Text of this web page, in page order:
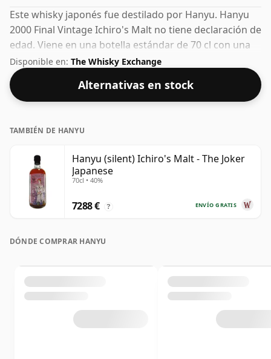
Este whisky japonés fue destilado por Hanyu. Hanyu
2000 Final Vintage Ichiro's Malt no tiene declaración de
edad. Viene en una botella estándar de 70 cl con una
concentración no estándar del 59 %.
Disponible en: The Whisky Exchange
Alternativas en stock
TAMBIÉN DE HANYU
Hanyu (silent) Ichiro's Malt - The Joker
Japanese
70cl • 40%
ENVÍO GRATIS
7288 € ?
DÓNDE COMPRAR HANYU